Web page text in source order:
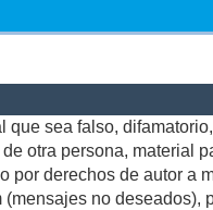
sea falso,
otra persona, material
derechos de autor a
no